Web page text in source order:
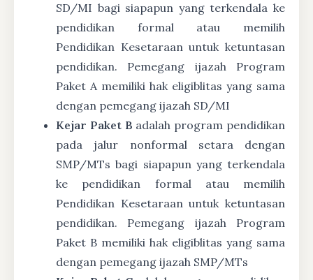
SD/MI bagi siapapun yang terkendala ke
pendidikan formal atau memilih
Pendidikan Kesetaraan untuk ketuntasan
pendidikan. Pemegang ijazah Program
Paket A memiliki hak eligiblitas yang sama
dengan pemegang ijazah SD/MI
Kejar Paket B adalah program pendidikan
pada jalur nonformal setara dengan
SMP/MTs bagi siapapun yang terkendala
ke pendidikan formal atau memilih
Pendidikan Kesetaraan untuk ketuntasan
pendidikan. Pemegang ijazah Program
Paket B memiliki hak eligiblitas yang sama
dengan pemegang ijazah SMP/MTs